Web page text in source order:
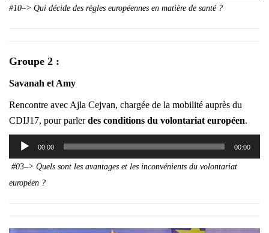
#10–> Qui décide des règles européennes en matière de santé ?
Groupe 2 :
Savanah et Amy
Rencontre avec Ajla Cejvan, chargée de la mobilité auprès du
CDIJ17, pour parlerdes conditions du volontariat européen.
Lecteur
audio
00:00 00:00
#03–> Quels sont les avantages et les inconvénients du volontariat
européen ?